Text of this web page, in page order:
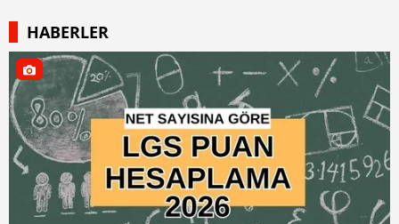
HABERLER